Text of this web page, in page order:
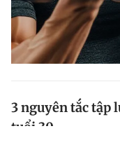
3 nguyên tắc tập
tuổi 30